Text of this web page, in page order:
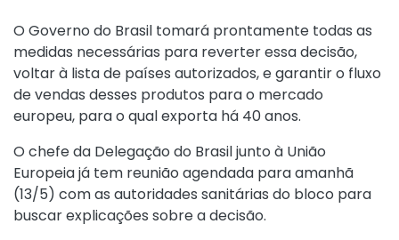
O Governo do Brasil tomará prontamente todas as
medidas necessárias para reverter essa decisão,
voltar à lista de países autorizados, e garantir o fluxo
de vendas desses produtos para o mercado
europeu, para o qual exporta há 40 anos.
O chefe da Delegação do Brasil junto à União
Europeia já tem reunião agendada para amanhã
(13/5) com as autoridades sanitárias do bloco para
buscar explicações sobre a decisão.